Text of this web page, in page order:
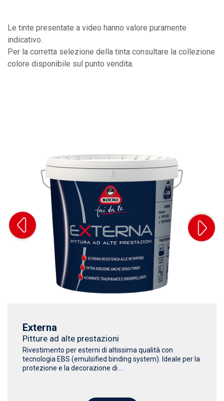
Le tinte presentate a video hanno valore puramente
indicativo.
Per la corretta selezione della tinta consultare la collezione
colore disponibile sul punto vendita.
Externa
Pitture ad alte prestazioni
Rivestimento per esterni di altissima qualità con
tecnologia EBS (emulsified binding system). Ideale per la
protezione e la decorazione di ...